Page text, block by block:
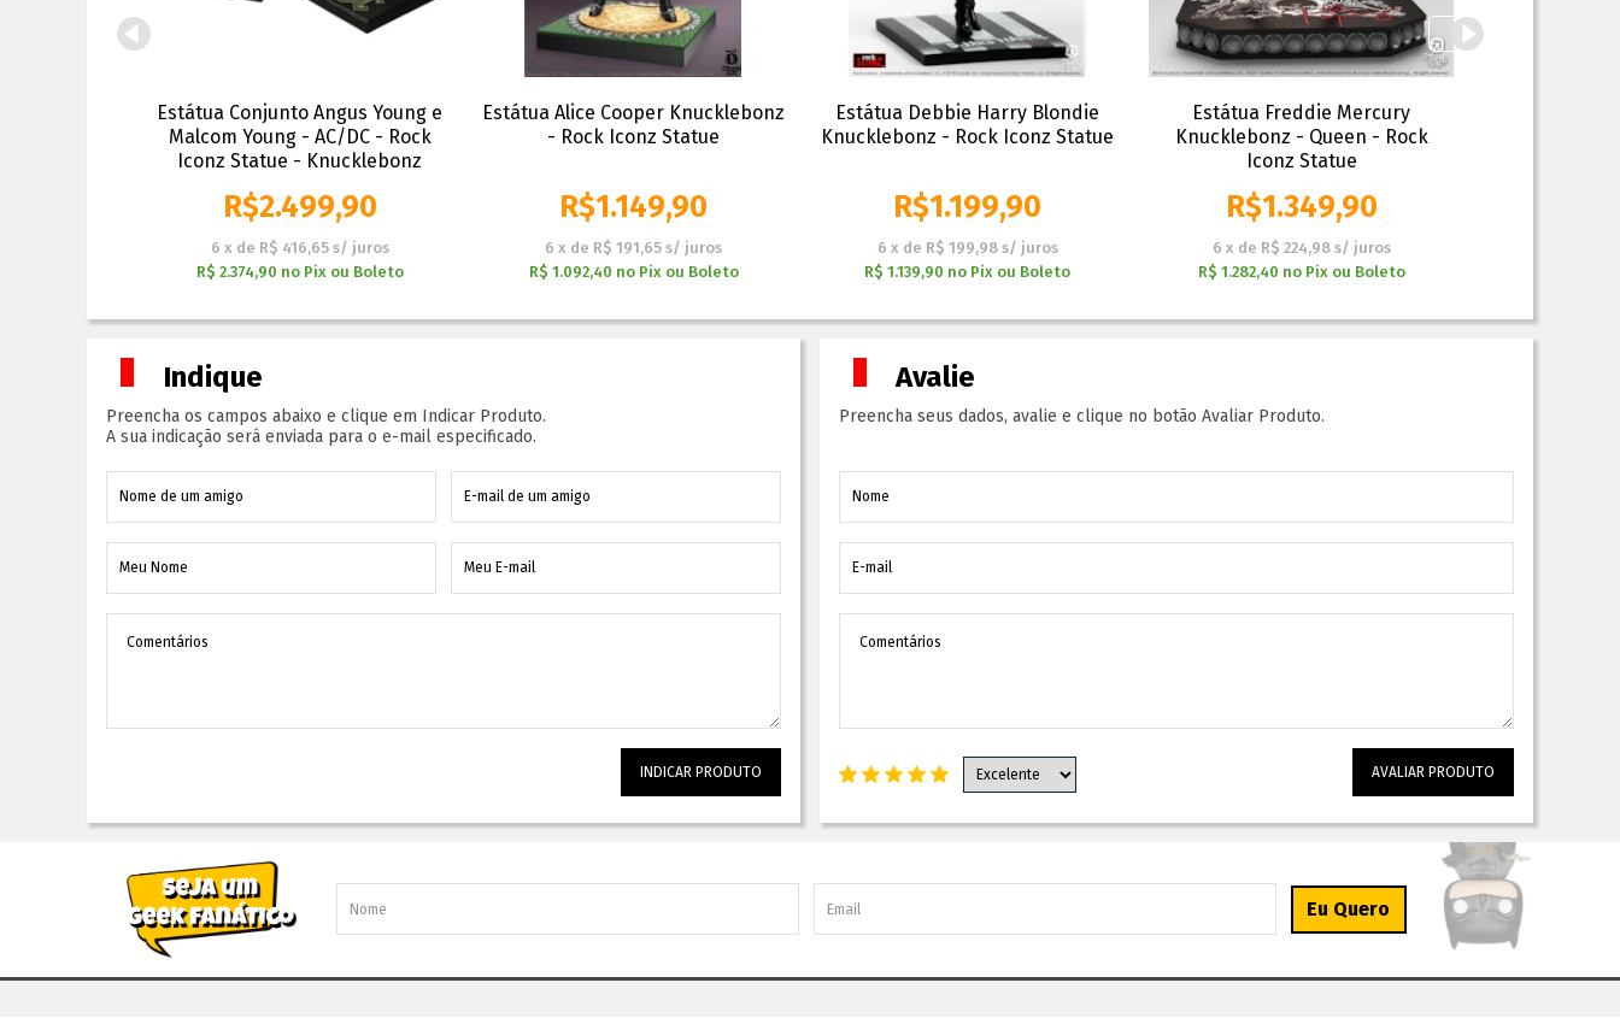
Estátua Conjunto Angus Young e
Malcom Young - AC/DC - Rock
Iconz Statue - Knucklebonz
R$2.499,90
6 x de R$ 416,65 s/ juros
R$ 2.374,90 no Pix ou Boleto
Estátua Alice Cooper Knucklebonz
- Rock Iconz Statue
R$1.149,90
6 x de R$ 191,65 s/ juros
R$ 1.092,40 no Pix ou Boleto
Estátua Debbie Harry Blondie
Knucklebonz - Rock Iconz Statue
R$1.199,90
6 x de R$ 199,98 s/ juros
R$ 1.139,90 no Pix ou Boleto
Estátua Freddie Mercury
Knucklebonz - Queen - Rock
Iconz Statue
R$1.349,90
6 x de R$ 224,98 s/ juros
R$ 1.282,40 no Pix ou Boleto
Indique
Preencha os campos abaixo e clique em Indicar Produto.
A sua indicação será enviada para o e-mail especificado.
INDICAR PRODUTO
Avalie
Preencha seus dados, avalie e clique no botão Avaliar Produto.
AVALIAR PRODUTO